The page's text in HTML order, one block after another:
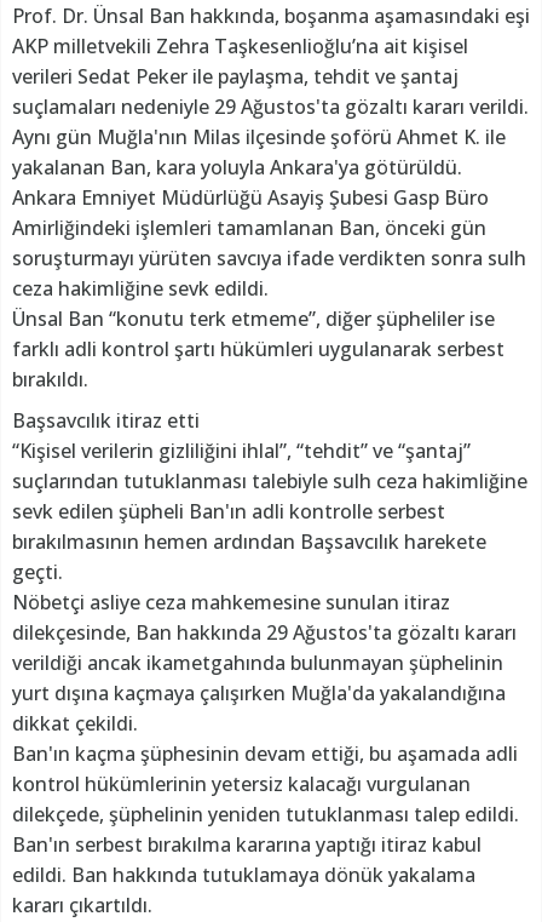
Prof. Dr. Ünsal Ban hakkında, boşanma aşamasındaki eşi
AKP milletvekili Zehra Taşkesenlioğlu’na ait kişisel
verileri Sedat Peker ile paylaşma, tehdit ve şantaj
suçlamaları nedeniyle 29 Ağustos'ta gözaltı kararı verildi.
Aynı gün Muğla'nın Milas ilçesinde şoförü Ahmet K. ile
yakalanan Ban, kara yoluyla Ankara'ya götürüldü.
Ankara Emniyet Müdürlüğü Asayiş Şubesi Gasp Büro
Amirliğindeki işlemleri tamamlanan Ban, önceki gün
soruşturmayı yürüten savcıya ifade verdikten sonra sulh
ceza hakimliğine sevk edildi.
Ünsal Ban “konutu terk etmeme”, diğer şüpheliler ise
farklı adli kontrol şartı hükümleri uygulanarak serbest
bırakıldı.
Başsavcılık itiraz etti
“Kişisel verilerin gizliliğini ihlal”, “tehdit” ve “şantaj”
suçlarından tutuklanması talebiyle sulh ceza hakimliğine
sevk edilen şüpheli Ban'ın adli kontrolle serbest
bırakılmasının hemen ardından Başsavcılık harekete
geçti.
Nöbetçi asliye ceza mahkemesine sunulan itiraz
dilekçesinde, Ban hakkında 29 Ağustos'ta gözaltı kararı
verildiği ancak ikametgahında bulunmayan şüphelinin
yurt dışına kaçmaya çalışırken Muğla'da yakalandığına
dikkat çekildi.
Ban'ın kaçma şüphesinin devam ettiği, bu aşamada adli
kontrol hükümlerinin yetersiz kalacağı vurgulanan
dilekçede, şüphelinin yeniden tutuklanması talep edildi.
Ban'ın serbest bırakılma kararına yaptığı itiraz kabul
edildi. Ban hakkında tutuklamaya dönük yakalama
kararı çıkartıldı.